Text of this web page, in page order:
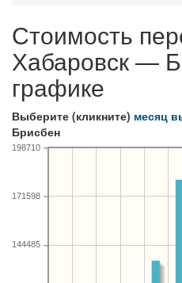
Стоимость
Хабаровск —
графике
Выберите (кликните) месяц
Брисбен
144485
171598
198710